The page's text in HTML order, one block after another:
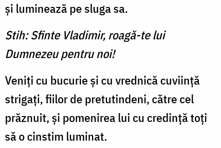
și luminează pe sluga sa.
Stih: Sfinte Vladimir, roagă-te lui
Dumnezeu pentru noi!
Veniți cu bucurie și cu vrednică cuviință
strigați, fiilor de pretutindeni, către cel
prăznuit, și pomenirea lui cu credință toți
să o cinstim luminat.